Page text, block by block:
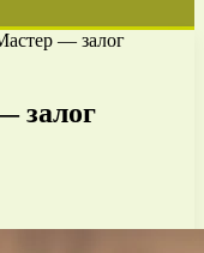
— залог
залог